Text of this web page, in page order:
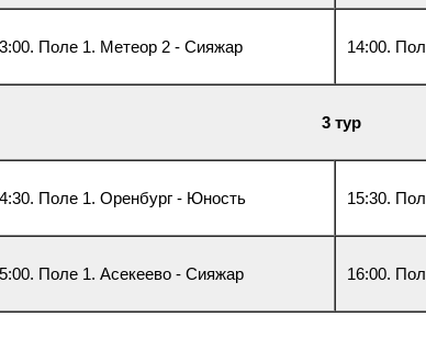
Поле 1. Метеор 2 - Сияжар 14:00.
3 тур
Поле 1. Оренбург - Юность 15:30.
Поле 1. Асекеево - Сияжар 16:00.